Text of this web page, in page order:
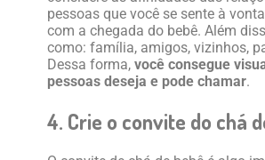
pessoas que você se sente à
com a chegada do bebê. Além
como: família, amigos, vizinhos,
Dessa forma, você consegue
pessoas deseja e pode chamar.
4. Crie o convite do chá